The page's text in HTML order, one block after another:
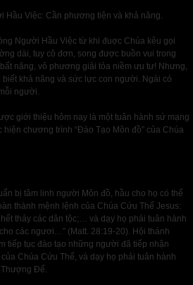
Hầu Việc: Cần phương tiện và khả năng.
Người Hầu Việc từ khi đuợc Chúa kêu gọi
dài, tuy cô đơn, song được buồn vui trong
năng, vô phương giải tỏa niềm ưu tư! Nhưng,
khả năng và sức lực con người. Ngài có
người.
giới thiệu hôm nay là một tuân hành sứ mạng
chương trình “Đào Tạo Môn đồ” của Chúa
bị tâm linh người Môn đồ, hầu cho họ có thể
thành mệnh lệnh của Chúa Cứu Thế Jesus:
thảy các dân tộc;… và dạy họ phải tuân hành
các ngươi…” (Matt. 28:19-20). Hội thánh
tiếp tục đào tạo những người đã tiếp nhận
Chúa Cứu Thế, và dạy họ phải tuân hành
Đế.